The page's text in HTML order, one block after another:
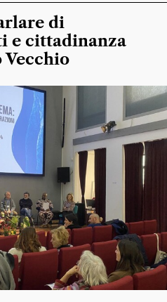
di
e cittadinanza
Vecchio